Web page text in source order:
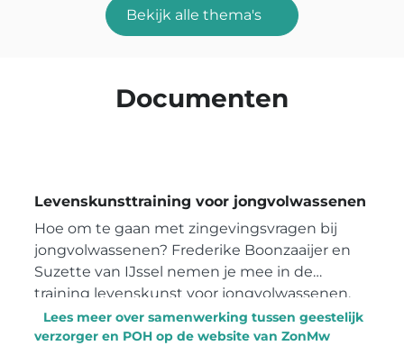
Bekijk alle thema's
Documenten
Levenskunsttraining voor jongvolwassenen
Hoe om te gaan met zingevingsvragen bij
jongvolwassenen? Frederike Boonzaaijer en
Suzette van IJssel nemen je mee in de
training levenskunst voor jongvolwassenen.
Lees meer over samenwerking tussen geestelijk
verzorger en POH op de website van ZonMw